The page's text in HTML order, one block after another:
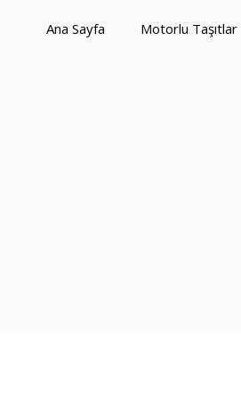
Ana Sayfa Motorlu Taşıtlar